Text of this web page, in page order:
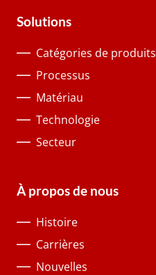
Solutions
Catégories de produits
Processus
Matériau
Technologie
Secteur
À propos de nous
Histoire
Carrières
Nouvelles